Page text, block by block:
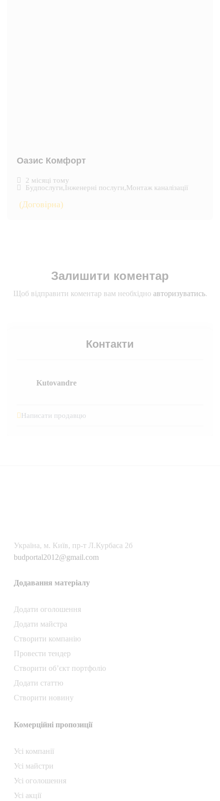
Оазис Комфорт
2 місяці тому
Будпослуги,Інженерні послуги,Монтаж каналізації
(Договірна)
Залишити коментар
Щоб відправити коментар вам необхідно авторизуватись.
Контакти
Kutovandre
Написати продавцю
Українa, м. Київ, пр-т Л.Курбаса 2б
budportal2012@gmail.com
Додавання матеріалу
Додати oголошення
Додати майстра
Створити компанiю
Провести тендер
Створити об’єкт портфоліо
Додати статтю
Створити новину
Комерційні пропозиції
Усі компанії
Усі майстри
Усі оголошення
Усі акції